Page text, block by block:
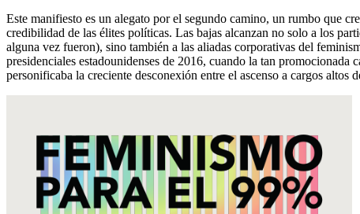
Este manifiesto es un alegato por el segundo camino, un rumbo que
credibilidad de las élites políticas. Las bajas alcanzan no solo a los
alguna vez fueron), sino también a las aliadas corporativas del
presidenciales estadounidenses de 2016, cuando la tan
personificaba la creciente desconexión entre el ascenso a cargos